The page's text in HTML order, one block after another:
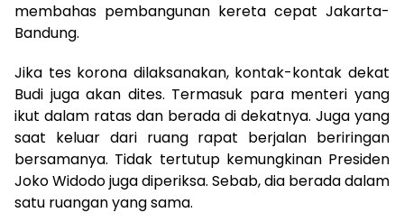
membahas pembangunan kereta cepat Jakarta-
Bandung.
Jika tes korona dilaksanakan, kontak-kontak dekat
Budi juga akan dites. Termasuk para menteri yang
ikut dalam ratas dan berada di dekatnya. Juga yang
saat keluar dari ruang rapat berjalan beriringan
bersamanya. Tidak tertutup kemungkinan Presiden
Joko Widodo juga diperiksa. Sebab, dia berada dalam
satu ruangan yang sama.